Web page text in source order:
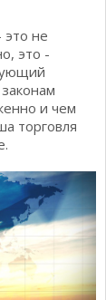
не
это -
и чем
торговля